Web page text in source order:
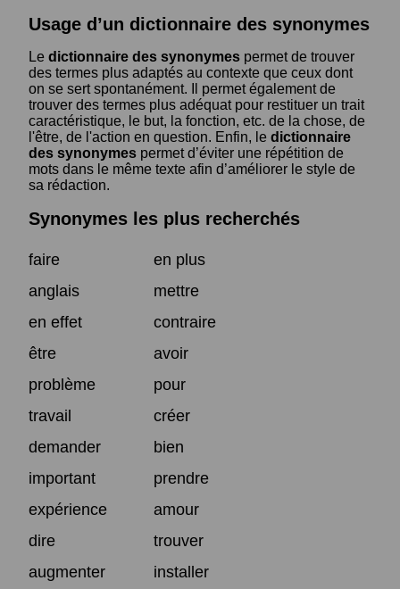
Usage d’un dictionnaire des synonymes
Le dictionnaire des synonymes permet de trouver
des termes plus adaptés au contexte que ceux dont
on se sert spontanément. Il permet également de
trouver des termes plus adéquat pour restituer un trait
caractéristique, le but, la fonction, etc. de la chose, de
l'être, de l'action en question. Enfin, le dictionnaire
des synonymes permet d’éviter une répétition de
mots dans le même texte afin d’améliorer le style de
sa rédaction.
Synonymes les plus recherchés
faire
en plus
anglais
mettre
en effet
contraire
être
avoir
problème
pour
travail
créer
demander
bien
important
prendre
expérience
amour
dire
trouver
augmenter
installer